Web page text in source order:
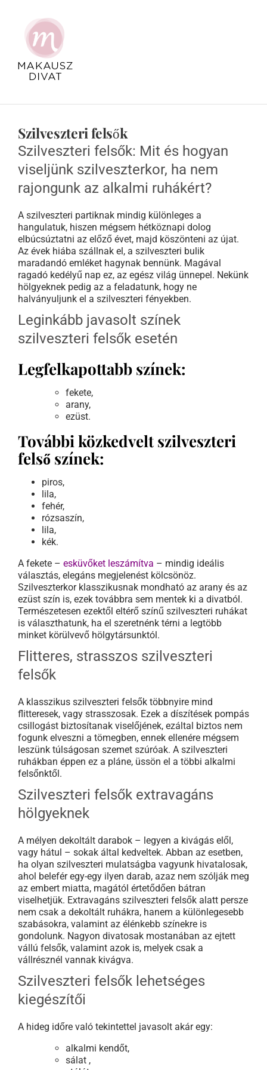
Szilveszteri felsők
Szilveszteri felsők: Mit és hogyan
viseljünk szilveszterkor, ha nem
rajongunk az alkalmi ruhákért?
A szilveszteri partiknak mindig különleges a
hangulatuk, hiszen mégsem hétköznapi dolog
elbúcsúztatni az előző évet, majd köszönteni az újat.
Az évek hiába szállnak el, a szilveszteri bulik
maradandó emléket hagynak bennünk. Magával
ragadó kedélyű nap ez, az egész világ ünnepel. Nekünk
hölgyeknek pedig az a feladatunk, hogy ne
halványuljunk el a szilveszteri fényekben.
Leginkább javasolt színek
szilveszteri felsők esetén
Legfelkapottabb színek:
fekete,
arany,
ezüst.
További közkedvelt szilveszteri
felső színek:
piros,
lila,
fehér,
rózsaszín,
lila,
kék.
A fekete – esküvőket leszámítva – mindig ideális
választás, elegáns megjelenést kölcsönöz.
Szilveszterkor klasszikusnak mondható az arany és az
ezüst szín is, ezek továbbra sem mentek ki a divatból.
Természetesen ezektől eltérő színű szilveszteri ruhákat
is választhatunk, ha el szeretnénk térni a legtöbb
minket körülvevő hölgytársunktól.
Flitteres, strasszos szilveszteri
felsők
A klasszikus szilveszteri felsők többnyire mind
flitteresek, vagy strasszosak. Ezek a díszítések pompás
csillogást biztosítanak viselőjének, ezáltal biztos nem
fogunk elveszni a tömegben, ennek ellenére mégsem
leszünk túlságosan szemet szúróak. A szilveszteri
ruhákban éppen ez a pláne, üssön el a többi alkalmi
felsőnktől.
Szilveszteri felsők extravagáns
hölgyeknek
A mélyen dekoltált darabok – legyen a kivágás elől,
vagy hátul – sokak által kedveltek. Abban az esetben,
ha olyan szilveszteri mulatságba vagyunk hivatalosak,
ahol belefér egy-egy ilyen darab, azaz nem szólják meg
az embert miatta, magától értetődően bátran
viselhetjük. Extravagáns szilveszteri felsők alatt persze
nem csak a dekoltált ruhákra, hanem a különlegesebb
szabásokra, valamint az élénkebb színekre is
gondolunk. Nagyon divatosak mostanában az ejtett
vállú felsők, valamint azok is, melyek csak a
vállrésznél vannak kivágva.
Szilveszteri felsők lehetséges
kiegészítői
A hideg időre való tekintettel javasolt akár egy:
alkalmi kendőt,
sálat ,